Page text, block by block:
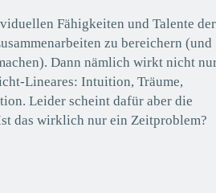
Fähigkeiten und Talente der
zu bereichern (und
Dann nämlich wirkt nicht
Lineares: Intuition, Träume,
Leider scheint dafür aber die
das wirklich nur ein Zeitproblem?